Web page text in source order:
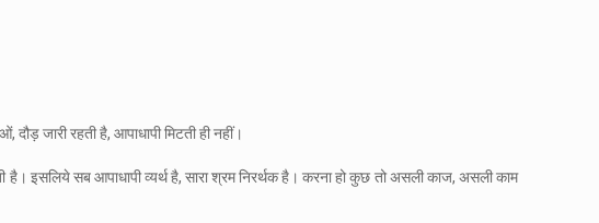
जारी रहती है, आपाधापी मिटती ही नहीं।
इसलिये सब आपाधापी व्यर्थ है, सारा श्रम निरर्थक है। करना हो कुछ तो असली काज, असली काम